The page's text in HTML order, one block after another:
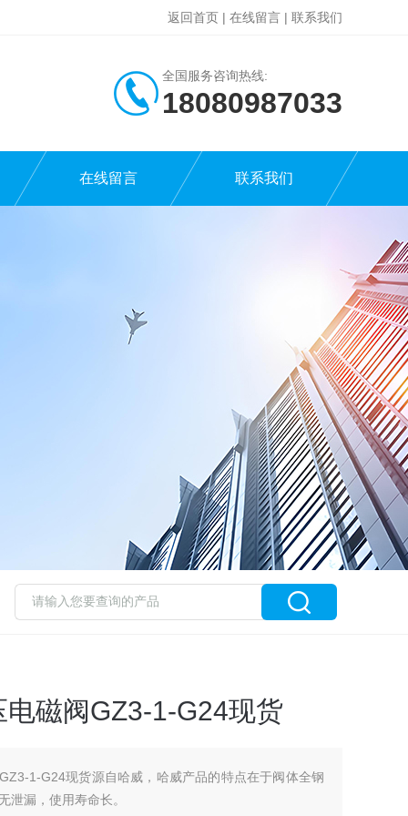
返回首页 | 在线留言 | 联系我们
全国服务咨询热线:
18080987033
在线留言 联系我们
磁阀GZ3-1-G24现货
1-G24现货源自哈威，哈威产品的特点在于阀体全钢
泄漏，使用寿命长。